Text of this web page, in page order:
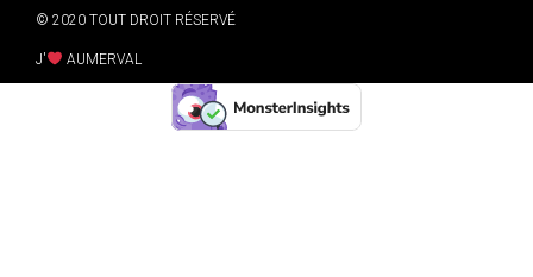
© 2020 TOUT DROIT RÉSERVÉ
J' AUMERVAL